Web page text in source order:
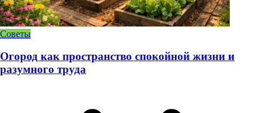
Советы
Огород как пространство спокойной жизни и
разумного труда